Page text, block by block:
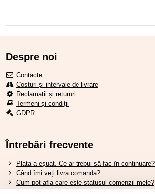
Despre noi
Contacte
Costuri și intervale de livrare
Reclamații și retururi
Termeni și condiții
GDPR
Întrebări frecvente
Plata a eșuat. Ce ar trebui să fac în continuare?
Când îmi veți livra comanda?
Cum pot afla care este statusul comenzii mele?